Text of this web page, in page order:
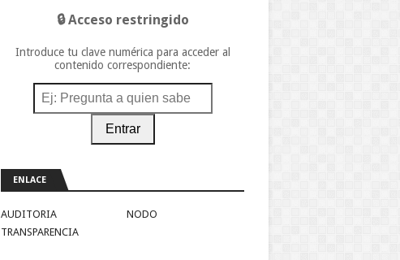
🔒 Acceso restringido
Introduce tu clave numérica para acceder al
contenido correspondiente:
Entrar
ENLACE
AUDITORIA
NODO
TRANSPARENCIA